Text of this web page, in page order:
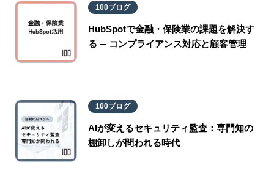
100ブログ
HubSpotで金融・保険業の課題を解決す
る ─ コンプライアンス対応と顧客管理
100ブログ
AIが変えるセキュリティ監査：専門知の
棚卸しが問われる時代